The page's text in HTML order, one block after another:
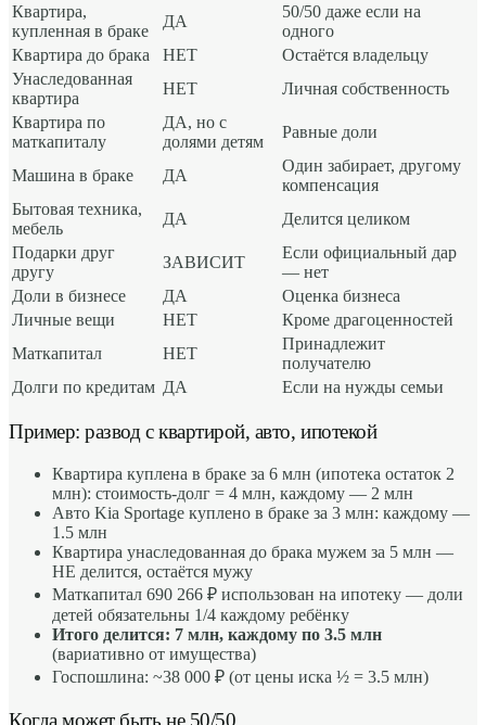
Квартира,
купленная в браке
ДА
50/50 даже если на
одного
Квартира до брака
НЕТ
Остаётся владельцу
Унаследованная
квартира
НЕТ
Личная собственность
Квартира по
маткапиталу
ДА, но с
долями детям
Равные доли
Машина в браке ДА
Один забирает, другому
компенсация
Бытовая техника,
мебель
ДА
Делится целиком
Подарки друг
другу
ЗАВИСИТ
Если официальный дар
— нет
Доли в бизнесе
ДА
Оценка бизнеса
Личные вещи
НЕТ
Кроме драгоценностей
Маткапитал
НЕТ
Принадлежит
получателю
Долги по кредитам ДА Если на нужды семьи
Пример: развод с квартирой, авто, ипотекой
Квартира куплена в браке за 6 млн (ипотека остаток 2
млн): стоимость-долг = 4 млн, каждому — 2 млн
Авто Kia Sportage куплено в браке за 3 млн: каждому —
1.5 млн
Квартира унаследованная до брака мужем за 5 млн —
НЕ делится, остаётся мужу
Маткапитал 690 266 ₽ использован на ипотеку — доли
детей обязательны 1/4 каждому ребёнку
Итого делится: 7 млн, каждому по 3.5 млн
(вариативно от имущества)
Госпошлина: ~38 000 ₽ (от цены иска ½ = 3.5 млн)
Когда может быть не 50/50